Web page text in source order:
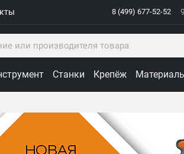
8 (499) 677-52-52
Станки Крепёж